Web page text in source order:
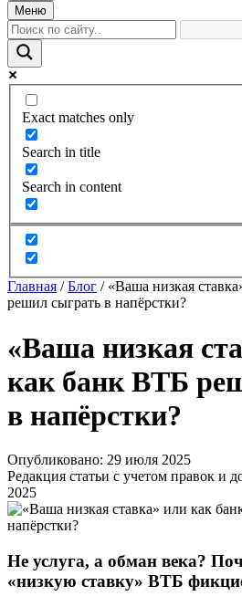
Меню
Exact matches only
Search in title
Search in content
Главная /Блог / «Ваша низкая
решил сыграть в напёрстки?
«Ваша низкая
как банк ВТБ
в напёрстки?
Опубликовано: 29 июля 2025
Редакция статьи с учетом правок и
2025
Не услуга, а обман века?
«низкую ставку» ВТБ